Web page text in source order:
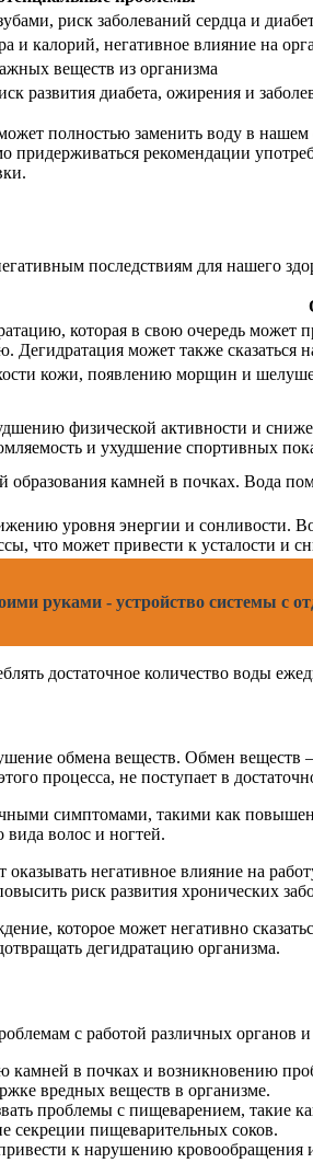
риск заболеваний сердца и
и калорий, негативное влияние на
веществ из организма
развития диабета, ожирения и
полностью заменить воду в
рекомендации
последствиям для нашего
которая в свою очередь
может также сказаться
кожи, появлению морщин и
физической активности и
и ухудшение спортивных
камней в почках. Вода
уровня энергии и сонливости.
что может привести к усталости и
руками - устройство системы с
достаточное количество воды
обмена веществ. Обмен
процесса, не поступает в
симптомами, такими как
волос и ногтей.
негативное влияние на
риск развития хронических
которое может негативно
дегидратацию организма.
с работой различных органов и
камней в почках и возникновению
вредных веществ в организме.
проблемы с пищеварением, такие
секреции пищеварительных соков.
к нарушению